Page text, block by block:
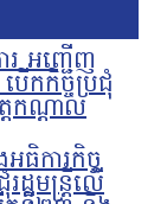
រ អញ្ជើញ
កកិច្ចប្រជុំ
តកណ្តាល
ធិការកិច្ច
ឋមន្ត្រីលើ